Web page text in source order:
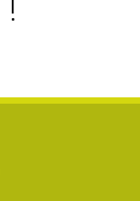
2022
2022 ? -